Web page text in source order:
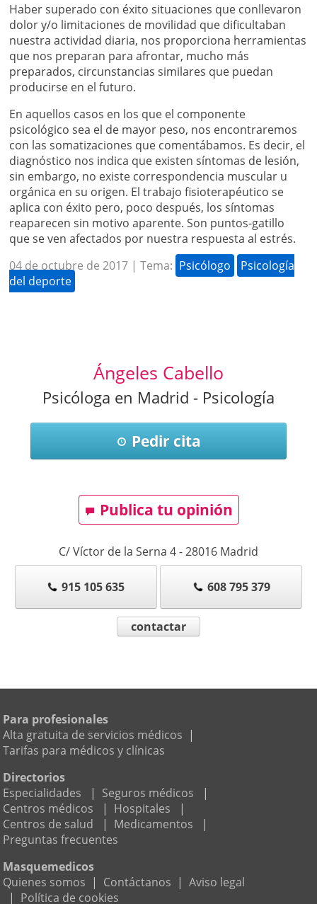
Haber superado con éxito situaciones que conllevaron
dolor y/o limitaciones de movilidad que dificultaban
nuestra actividad diaria, nos proporciona herramientas
que nos preparan para afrontar, mucho más
preparados, circunstancias similares que puedan
producirse en el futuro.
En aquellos casos en los que el componente
psicológico sea el de mayor peso, nos encontraremos
con las somatizaciones que comentábamos. Es decir, el
diagnóstico nos indica que existen síntomas de lesión,
sin embargo, no existe correspondencia muscular u
orgánica en su origen. El trabajo fisioterapéutico se
aplica con éxito pero, poco después, los síntomas
reaparecen sin motivo aparente. Son puntos-gatillo
que se ven afectados por nuestra respuesta al estrés.
04 de octubre de 2017 | Tema: Psicólogo
Psicología
del deporte
Ángeles Cabello
Psicóloga en Madrid - Psicología
Pedir cita
Publica tu opinión
C/ Víctor de la Serna 4-28016 Madrid
915 105 635 608 795 379
contactar
Para profesionales
Alta gratuita de servicios médicos |
Tarifas para médicos y clínicas
Directorios
Especialidades
| Seguros médicos
|
Centros médicos
| Hospitales
|
Centros de salud
| Medicamentos
|
Preguntas frecuentes
Masquemedicos
Quienes somos | Contáctanos | Aviso legal
| Política de cookies